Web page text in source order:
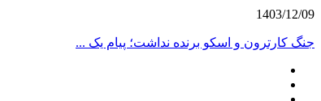
1403/12/09
جنگ کارترون و اسکو برنده نداشت؛ پیام یک ...